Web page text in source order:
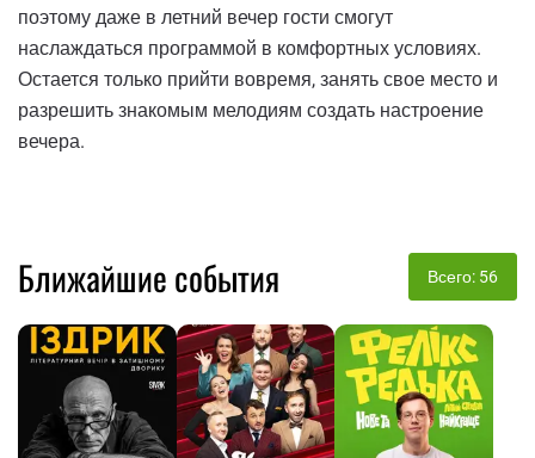
поэтому даже в летний вечер гости смогут
наслаждаться программой в комфортных условиях.
Остается только прийти вовремя, занять свое место и
разрешить знакомым мелодиям создать настроение
вечера.
Ближайшие события Всего: 56